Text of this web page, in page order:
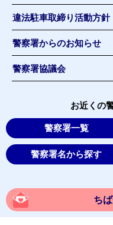
違法駐車取締り活動方針
警察署からのお知らせ
警察署協議会
お近くの
警察署一覧
警察署名から探す
ち